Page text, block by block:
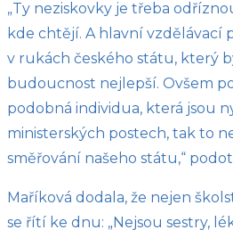
„Ty neziskovky je třeba
kde chtějí. A hlavní vzdělávací
v rukách českého státu, který
budoucnost nejlepší. Ovšem
podobná individua, která jsou
ministerských postech, tak to
směřování našeho státu,“
Maříková dodala, že nejen
se řítí ke dnu: „Nejsou sestry,